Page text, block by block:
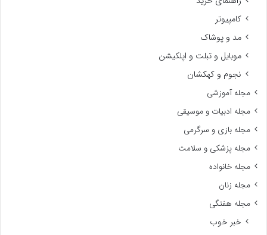
کامپیوتر
مد و پوشاک
موبایل و تبلت و اپلکیشن
نجوم و کهکشان
مجله آموزشی
مجله ادبیات و موسیقی
مجله بازی و سرگرمی
مجله پزشکی و سلامت
مجله خانواده
مجله زنان
مجله هفتگی
خبر خوب